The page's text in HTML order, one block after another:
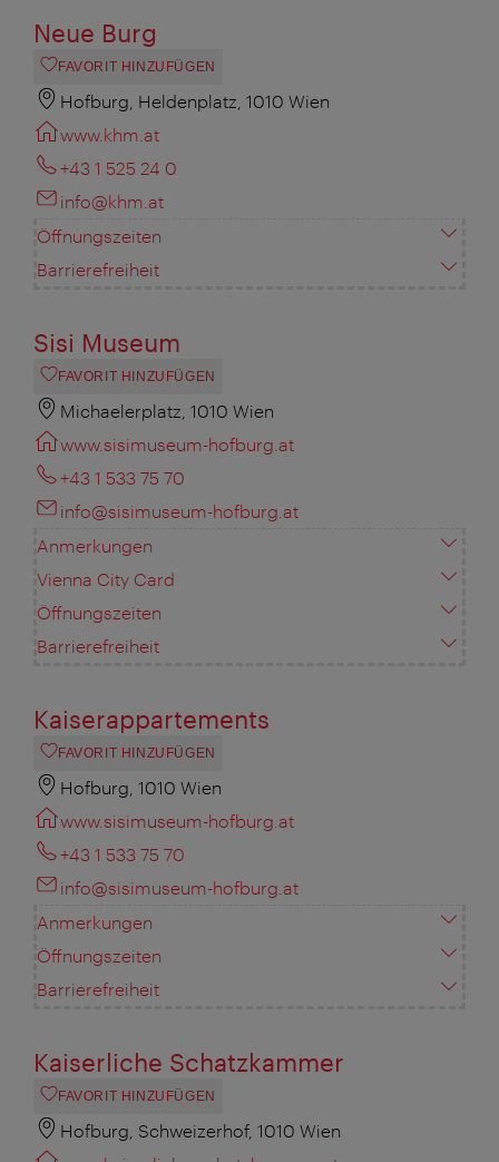
Neue Burg
FAVORIT HINZUFÜGEN
Hofburg, Heldenplatz, 1010 Wien
www.khm.at
+43 1 525 24 0
info@khm.at
Öffnungszeiten
Barrierefreiheit
Sisi Museum
FAVORIT HINZUFÜGEN
Michaelerplatz, 1010 Wien
www.sisimuseum-hofburg.at
+43 1 533 75 70
info@sisimuseum-hofburg.at
Anmerkungen
Vienna City Card
Öffnungszeiten
Barrierefreiheit
Kaiserappartements
FAVORIT HINZUFÜGEN
Hofburg, 1010 Wien
www.sisimuseum-hofburg.at
+43 1 533 75 70
info@sisimuseum-hofburg.at
Anmerkungen
Öffnungszeiten
Barrierefreiheit
Kaiserliche Schatzkammer
FAVORIT HINZUFÜGEN
Hofburg, Schweizerhof, 1010 Wien